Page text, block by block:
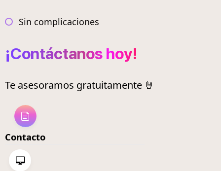
Sin complicaciones
¡Contáctanos hoy!
Te asesoramos gratuitamente 🤘
Contacto